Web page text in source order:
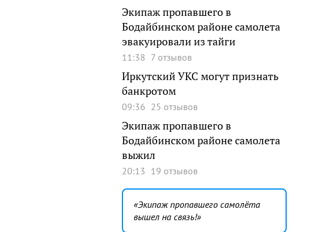
Экипаж пропавшего в
Бодайбинском районе самолета
эвакуировали из тайги
11:38 7 отзывов
Иркутский УКС могут признать
банкротом
09:36 25 отзывов
Экипаж пропавшего в
Бодайбинском районе самолета
выжил
20:13 19 отзывов
Экипаж пропавшего самолёта
вышел на связь!